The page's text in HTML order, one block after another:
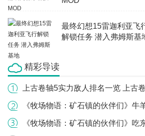
最终幻想15雷迦利亚飞
解锁任务 潜入弗姆斯基
精彩导读